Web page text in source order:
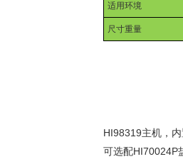
适用环境
尺寸重量
HI98319主机，
可选配HI70024P